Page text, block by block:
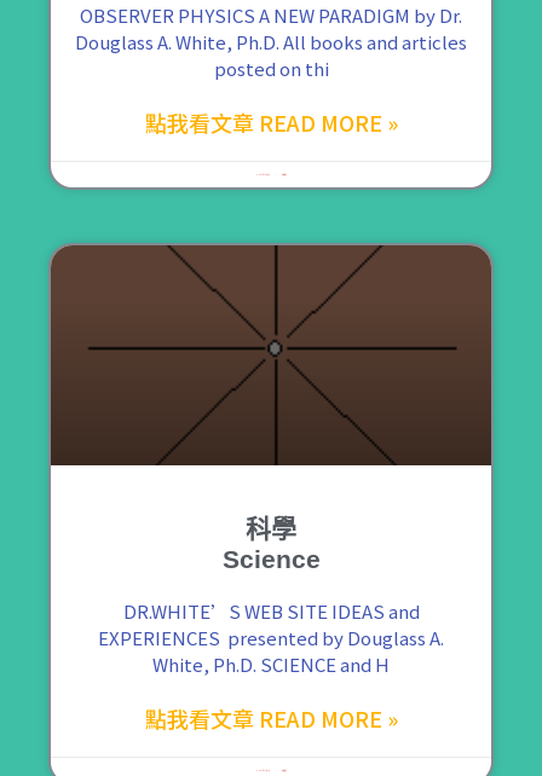
OBSERVER PHYSICS A NEW PARADIGM by Dr.
Douglass A. White, Ph.D. All books and articles
posted on thi
點我看文章 READ MORE »
科學
Science
DR.WHITE’S WEB SITE IDEAS and
EXPERIENCES presented by Douglass A.
White, Ph.D. SCIENCE and H
點我看文章 READ MORE »